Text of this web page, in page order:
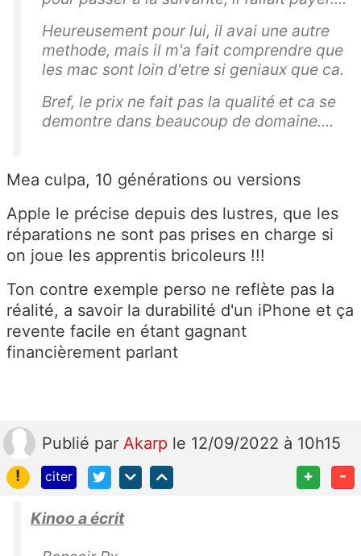
Heureusement pour lui, il avai une autre
methode, mais il m'a fait comprendre que
les mac sont loin d'etre si geniaux que ca.
Bref, le prix ne fait pas la qualité et ca se
demontre dans beaucoup de domaine....
Mea culpa, 10 générations ou versions
Apple le précise depuis des lustres, que les
réparations ne sont pas prises en charge si
on joue les apprentis bricoleurs !!!
Ton contre exemple perso ne reflète pas la
réalité, a savoir la durabilité d'un iPhone et ça
revente facile en étant gagnant
financièrement parlant
Publié par Akarp le 12/09/2022 à 10h15
!
citer + -
Kinoo a écrit